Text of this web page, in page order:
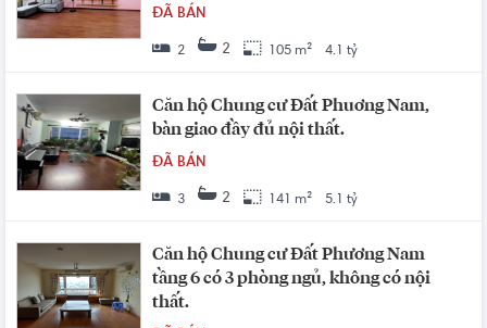
ĐÃ BÁN
2 2 105 m² 4.1 tỷ
Căn hộ Chung cư Đất Phuơng Nam,
bàn giao đầy đủ nội thất.
ĐÃ BÁN
3 2 141 m² 5.1 tỷ
Căn hộ Chung cư Đất Phương Nam
tầng 6 có 3 phòng ngủ, không có nội
thất.